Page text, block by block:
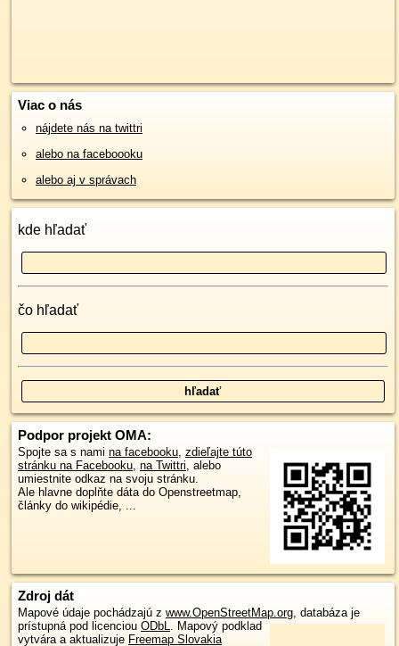
Viac o nás
nájdete nás na twittri
alebo na faceboooku
alebo aj v správach
kde hľadať
čo hľadať
Podpor projekt OMA:
Spojte sa s nami na facebooku, zdieľajte túto
stránku na Facebooku, na Twittri, alebo
umiestnite odkaz na svoju stránku.
Ale hlavne doplňte dáta do Openstreetmap,
články do wikipédie, ...
Zdroj dát
Mapové údaje pochádzajú z www.OpenStreetMap.org, databáza je
prístupná pod licenciou ODbL. Mapový podklad
vytvára a aktualizuje Freemap Slovakia